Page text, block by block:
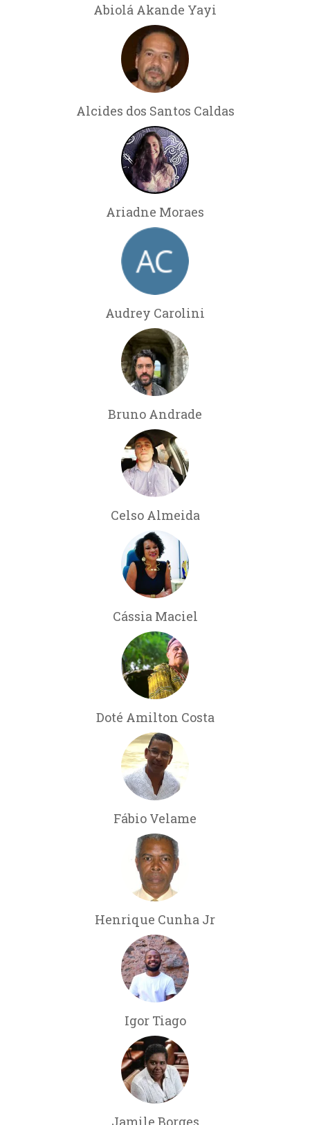
Abiolá Akande Yayi
Alcides dos Santos Caldas
Ariadne Moraes
Audrey Carolini
Bruno Andrade
Celso Almeida
Cássia Maciel
Doté Amilton Costa
Fábio Velame
Henrique Cunha Jr
Igor Tiago
Jamile Borges